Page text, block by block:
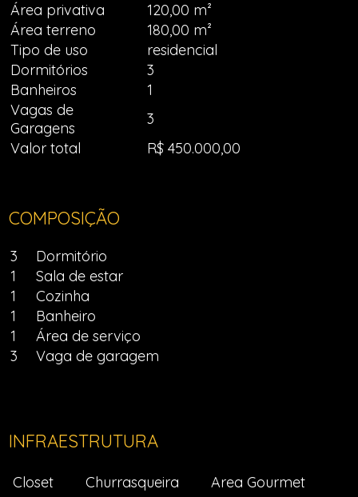
Área privativa
120,00 m²
Área terreno
180,00 m²
Tipo de uso
residencial
Dormitórios
3
Banheiros
1
Vagas de
Garagens
3
Valor total
R$ 450.000,00
COMPOSIÇÃO
3
Dormitório
1
Sala de estar
1
Cozinha
1
Banheiro
1
Área de serviço
3
Vaga de garagem
INFRAESTRUTURA
Closet Churrasqueira Area Gourmet